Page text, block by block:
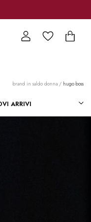
brand in saldo donna / hugo boss